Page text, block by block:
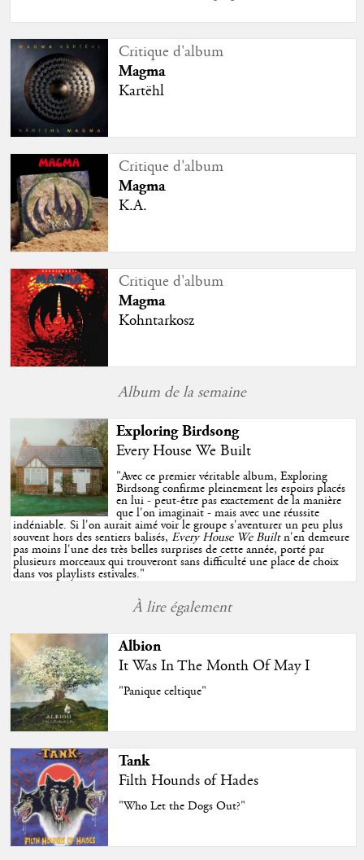
Critique d'album
Magma
Kartëhl
Critique d'album
Magma
K.A.
Critique d'album
Magma
Kohntarkosz
Album de la semaine
Exploring Birdsong
Every House We Built
"Avec ce premier véritable album, Exploring
Birdsong confirme pleinement les espoirs placés
en lui - peut-être pas exactement de la manière
que l'on imaginait - mais avec une réussite
indéniable. Si l'on aurait aimé voir le groupe s'aventurer un peu plus
souvent hors des sentiers balisés,Every House We Builtn'en demeure
pas moins l'une des très belles surprises de cette année, porté par
plusieurs morceaux qui trouveront sans difficulté une place de choix
dans vos playlists estivales."
À lire également
Albion
It Was In The Month Of May I
"Panique celtique"
Tank
Filth Hounds of Hades
"Who Let the Dogs Out?"